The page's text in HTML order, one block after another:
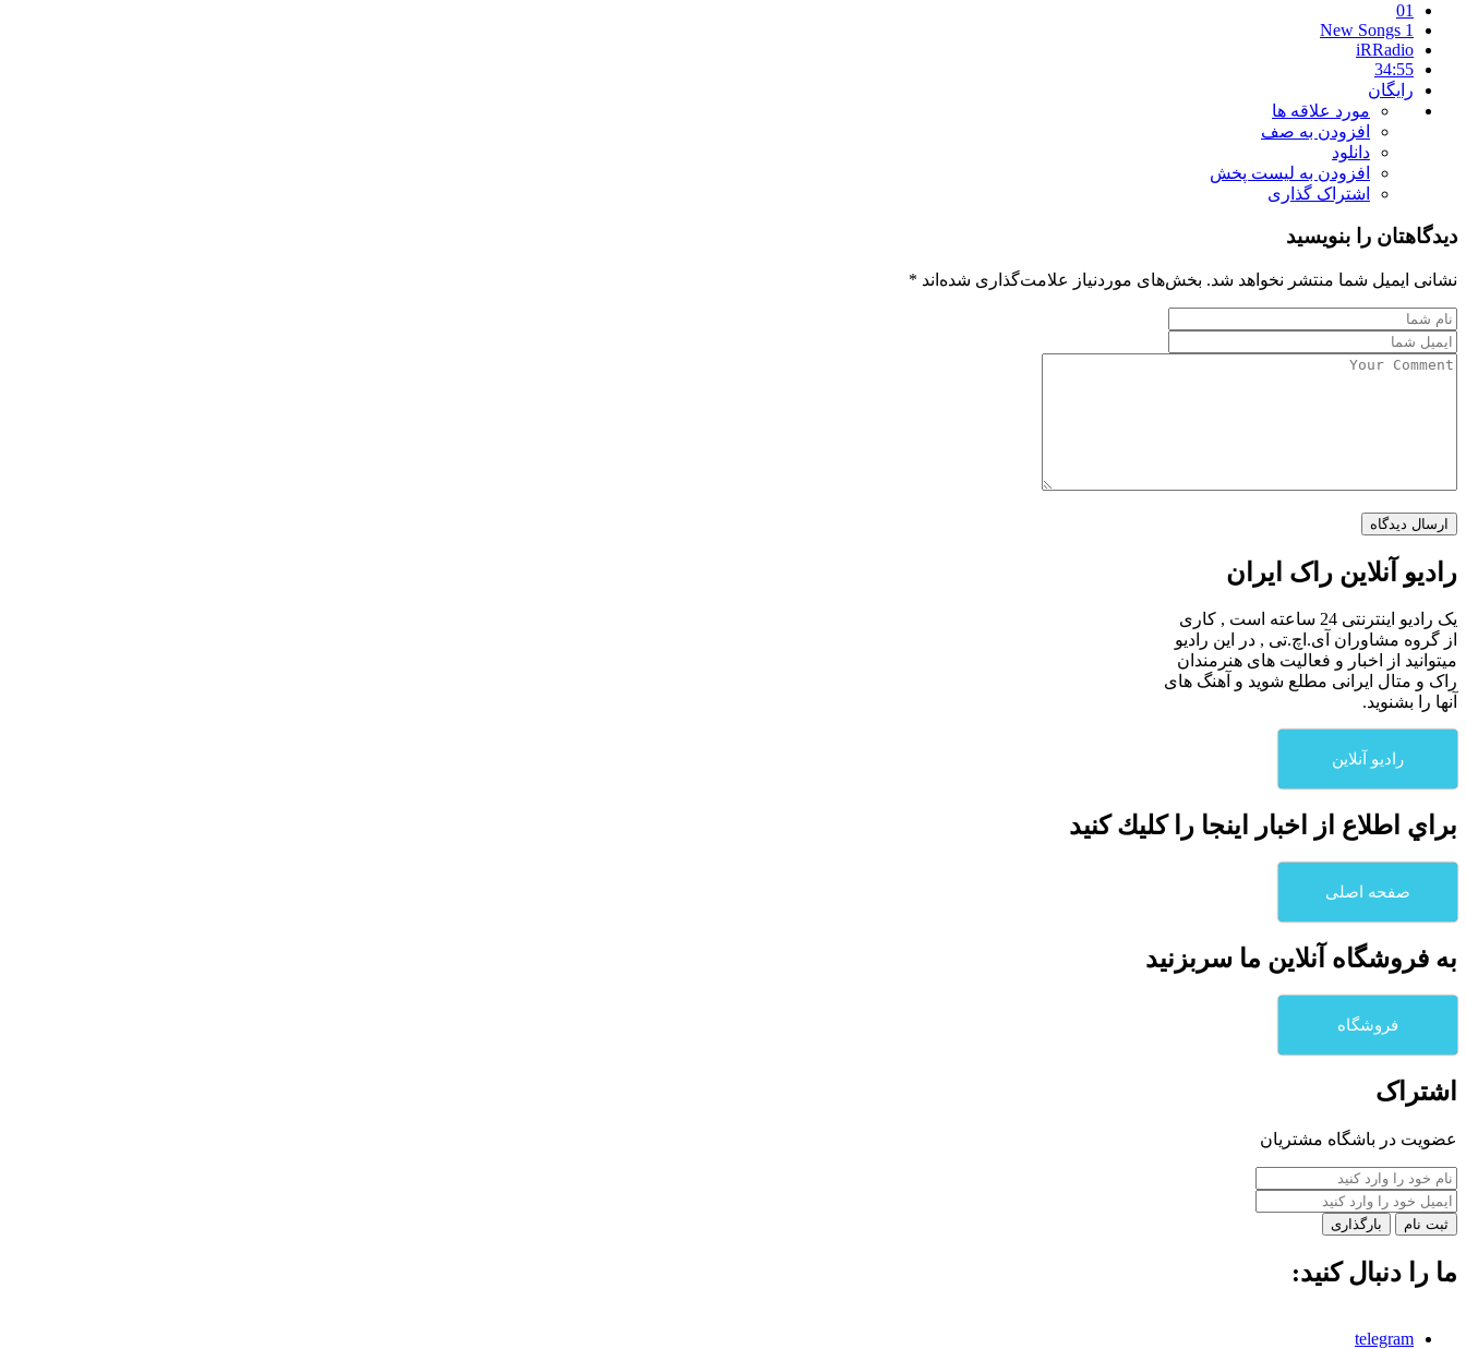
01
New Songs 1
iRRadio
34:55
رایگان
مورد علاقه ها
افزودن به صف
دانلود
افزودن به لیست پخش
اشتراک گذاری
دیدگاهتان را بنویسید
نشانی ایمیل شما منتشر نخواهد شد. بخش‌های موردنیاز علامت‌گذاری شده‌اند *
رادیو آنلاین راک ایران
یک رادیو اینترنتی 24 ساعته است , کاری
از گروه مشاوران آی.اچ.تی , در این رادیو
میتوانید از اخبار و فعالیت های هنرمندان
راک و متال ایرانی مطلع شوید و آهنگ های
آنها را بشنوید.
رادیو آنلاین
براي اطلاع از اخبار اينجا را كليك كنيد
صفحه اصلی
به فروشگاه آنلاين ما سربزنيد
فروشگاه
اشتراک
عضویت در باشگاه مشتریان
بارگذاری
ما را دنبال کنید:
telegram